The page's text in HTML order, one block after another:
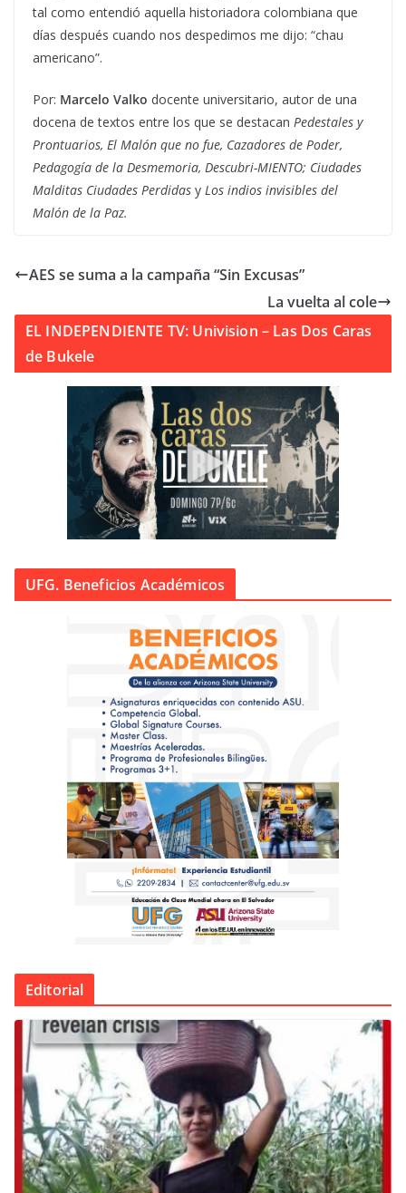
tal como entendió aquella historiadora colombiana que
días después cuando nos despedimos me dijo: “chau
americano”.
Por: Marcelo Valko docente universitario, autor de una
docena de textos entre los que se destacan Pedestales y
Prontuarios, El Malón que no fue, Cazadores de Poder,
Pedagogía de la Desmemoria, Descubri-MIENTO; Ciudades
Malditas Ciudades Perdidas y Los indios invisibles del
Malón de la Paz.
AES se suma a la campaña “Sin Excusas”
La vuelta al cole
EL INDEPENDIENTE TV: Univision – Las Dos Caras
de Bukele
UFG. Beneficios Académicos
Editorial